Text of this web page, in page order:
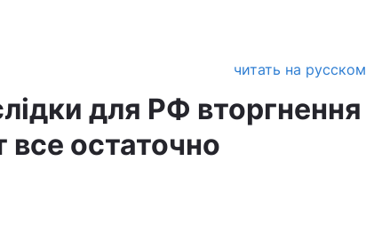
читать на русском
для РФ вторгнення
все остаточно